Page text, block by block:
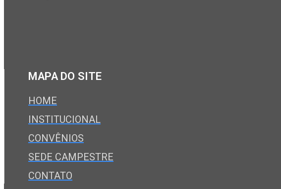
MAPA DO SITE
HOME
INSTITUCIONAL
CONVÊNIOS
SEDE CAMPESTRE
CONTATO